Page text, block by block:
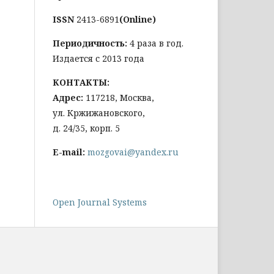
ISSN 2413-6891(Online)
Периодичность: 4 раза в год.
Издается с 2013 года
КОНТАКТЫ:
Адрес: 117218, Москва,
ул. Кржижановского,
д. 24/35, корп. 5
E-mail: mozgovai@yandex.ru
Open Journal Systems